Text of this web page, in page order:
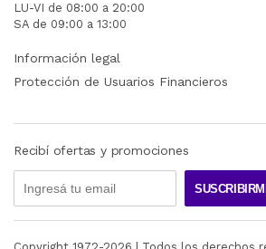
LU-VI de 08:00 a 20:00
SA de 09:00 a 13:00
Información legal
Protección de Usuarios Financieros
Recibí ofertas y promociones